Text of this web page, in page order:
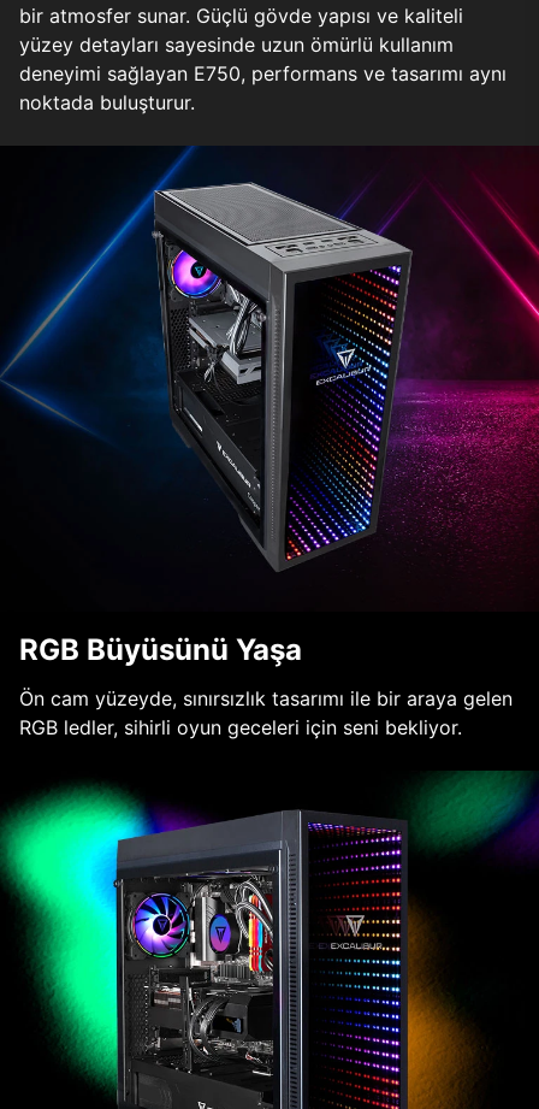
bir atmosfer sunar. Güçlü gövde yapısı ve kaliteli
yüzey detayları sayesinde uzun ömürlü kullanım
deneyimi sağlayan E750, performans ve tasarımı aynı
noktada buluşturur.
RGB Büyüsünü Yaşa
Ön cam yüzeyde, sınırsızlık tasarımı ile bir araya gelen
RGB ledler, sihirli oyun geceleri için seni bekliyor.